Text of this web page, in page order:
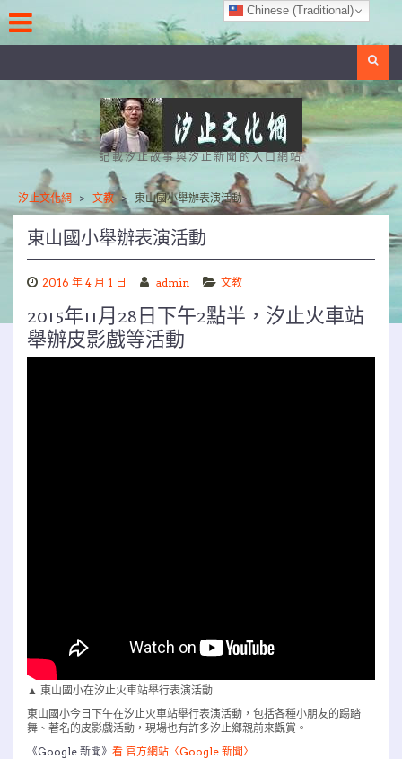
to
content
記載汐止故事與汐止新聞的入口網站
汐止文化網 > 文教 > 東山國小舉辦表演活動
東山國小舉辦表演活動
2016 年 4 月 1 日 admin 文教
2015年11月28日下午2點半，汐止火車站
舉辦皮影戲等活動
▲ 東山國小在汐止火車站舉行表演活動
東山國小今日下午在汐止火車站舉行表演活動，包括各種小朋友的踢踏
舞、著名的皮影戲活動，現場也有許多汐止鄉親前來觀賞。
《Google 新聞》 看 官方網站〈Google 新聞〉
Chinese (Traditional)